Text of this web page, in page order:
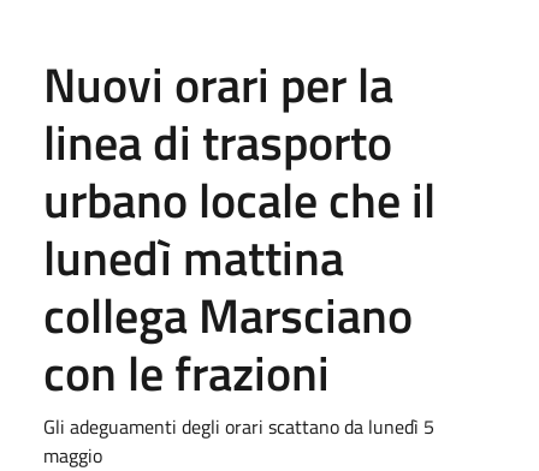
Nuovi orari per la
linea di trasporto
urbano locale che il
lunedì mattina
collega Marsciano
con le frazioni
Gli adeguamenti degli orari scattano da lunedì 5
maggio